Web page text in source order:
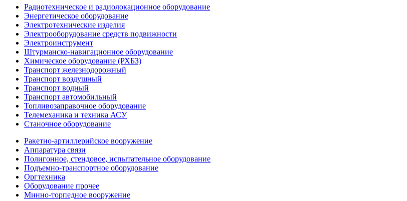
Радиотехническое и радиолокационное оборудование
Энергетическое оборудование
Электротехнические изделия
Электрооборудование средств подвижности
Электроинструмент
Штурманско-навигационное оборудование
Химическое оборудование (РХБЗ)
Транспорт железнодорожный
Транспорт воздушный
Транспорт водный
Транспорт автомобильный
Топливозаправочное оборудование
Телемеханика и техника АСУ
Станочное оборудование
Ракетно-артиллерийское вооружение
Аппаратура связи
Полигонное, стендовое, испытательное оборудование
Подъемно-транспортное оборудование
Оргтехника
Оборудование прочее
Минно-торпедное вооружение